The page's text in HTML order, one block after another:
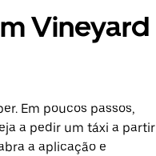
Vineyard
Em poucos passos,
a pedir um táxi a partir
a aplicação e